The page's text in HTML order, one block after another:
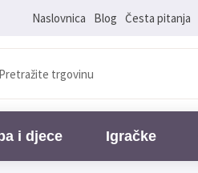
Naslovnica Blog Česta pitanja
i djece Igračke